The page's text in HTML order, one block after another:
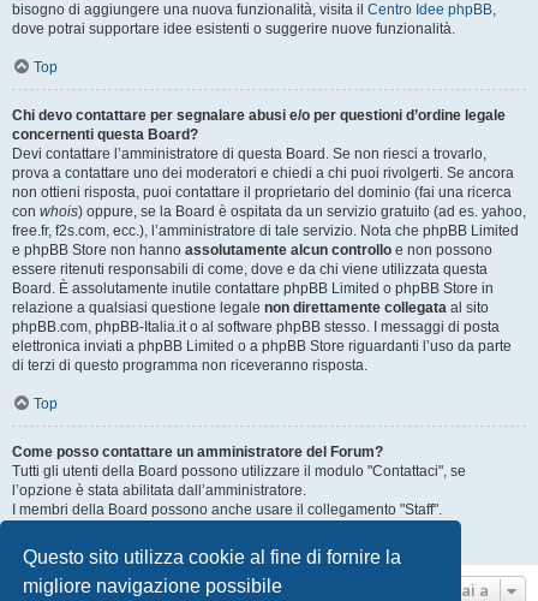
Questo sito utilizza cookie al fine di fornire la
migliore navigazione possibile
bisogno di aggiungere una nuova funzionalità, visita il Centro Idee phpBB,
dove potrai supportare idee esistenti o suggerire nuove funzionalità.
Top
Chi devo contattare per segnalare abusi e/o per questioni d’ordine legale
concernenti questa Board?
Devi contattare l’amministratore di questa Board. Se non riesci a trovarlo,
prova a contattare uno dei moderatori e chiedi a chi puoi rivolgerti. Se ancora
non ottieni risposta, puoi contattare il proprietario del dominio (fai una ricerca
con whois) oppure, se la Board è ospitata da un servizio gratuito (ad es. yahoo,
free.fr, f2s.com, ecc.), l’amministratore di tale servizio. Nota che phpBB Limited
e phpBB Store non hanno assolutamente alcun controllo e non possono
essere ritenuti responsabili di come, dove e da chi viene utilizzata questa
Board. È assolutamente inutile contattare phpBB Limited o phpBB Store in
relazione a qualsiasi questione legale non direttamente collegata al sito
phpBB.com, phpBB-Italia.it o al software phpBB stesso. I messaggi di posta
elettronica inviati a phpBB Limited o a phpBB Store riguardanti l’uso da parte
di terzi di questo programma non riceveranno risposta.
Top
Come posso contattare un amministratore del Forum?
Tutti gli utenti della Board possono utilizzare il modulo "Contattaci", se
l’opzione è stata abilitata dall’amministratore.
I membri della Board possono anche usare il collegamento "Staff".
Top
Vai a